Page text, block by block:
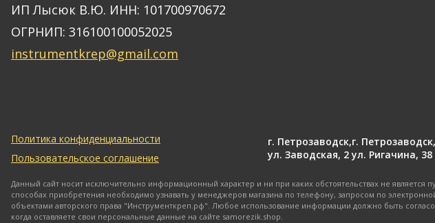
ИП Лысюк В.Ю. ИНН: 101700970672
ОГРНИП: 316100100052025
instrumentkrep@gmail.com
Политика конфиденциальности
Пользовательское соглашение
г. Петрозаводск,
ул. Заводская, 2
г. Петрозаводск,
ул. Ригачина,
Данный сайт носит исключительно информационный характер и ни при каких обстоятельствах не
способах приобретения необходимо узнавать у менеджеров магазина по телефону, запросом по
объектами авторского права "Инструменткреп.рф". Любое использование информации должно быть
когда оставляете свои персональные данные на сайте samorezik.shop.